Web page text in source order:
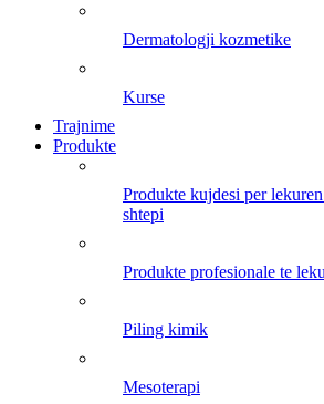
dermatologji kozmetike
kurse
Trajnime
Produkte
produkte kujdesi per lekuren ne
shtepi
produkte profesionale te
piling kimik
mesoterapi